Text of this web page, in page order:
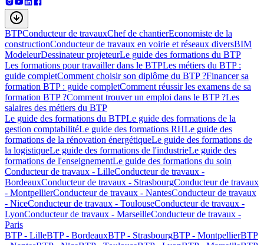
BTPConducteur de travauxChef de chantierEconomiste de la
constructionConducteur de travaux en voirie et réseaux diversBIM
ModeleurDessinateur projeteurLe guide des formations du BTP
Les formations pour travailler dans le BTPLes métiers du BTP :
guide completComment choisir son diplôme du BTP ?Financer sa
formation BTP : guide completComment réussir les examens de sa
formation BTP ?Comment trouver un emploi dans le BTP ?Les
salaires des métiers du BTP
Le guide des formations du BTPLe guide des formations de la
gestion comptabilitéLe guide des formations RHLe guide des
formations de la rénovation énergétiqueLe guide des formations de
la logistiqueLe guide des formations de l'industrieLe guide des
formations de l'enseignementLe guide des formations du soin
Conducteur de travaux - LilleConducteur de travaux -
BordeauxConducteur de travaux - StrasbourgConducteur de travaux
- MontpellierConducteur de travaux - NantesConducteur de travaux
- NiceConducteur de travaux - ToulouseConducteur de travaux -
LyonConducteur de travaux - MarseilleConducteur de travaux -
Paris
BTP - LilleBTP - BordeauxBTP - StrasbourgBTP - MontpellierBTP